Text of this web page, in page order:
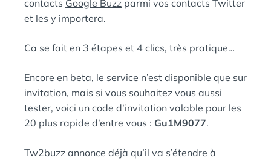
contacts Google Buzz parmi vos contacts Twitter
et les y importera.
Ca se fait en 3 étapes et 4 clics, très pratique…
Encore en beta, le service n’est disponible que sur
invitation, mais si vous souhaitez vous aussi
tester, voici un code d’invitation valable pour les
20 plus rapide d’entre vous : Gu1M9077.
Tw2buzz annonce déjà qu’il va s’étendre à